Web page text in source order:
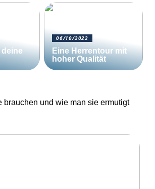
06/10/2022
Eine Herrentour mit
hoher Qualität
brauchen und wie man sie ermutigt